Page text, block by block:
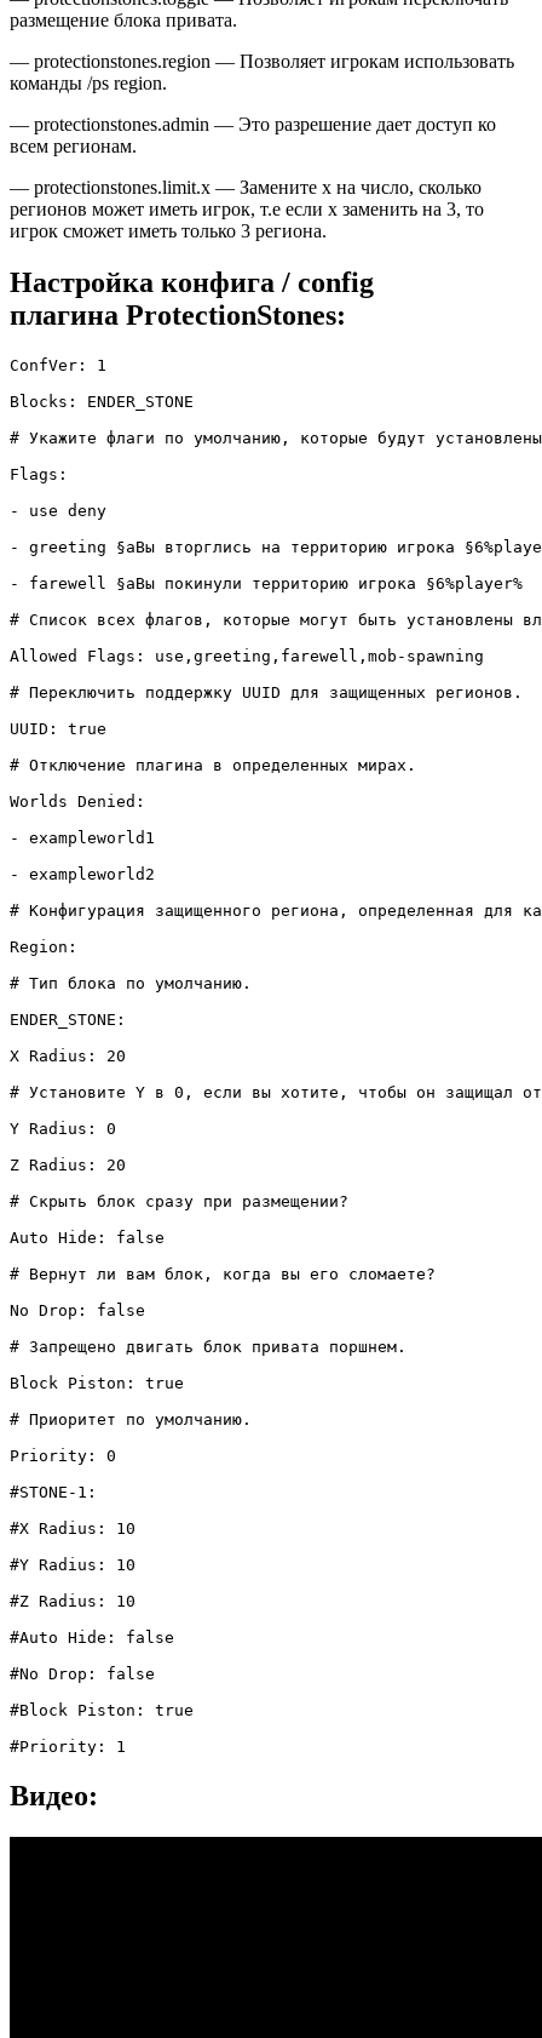
размещение блока привата.
— protectionstones.region — Позволяет игрокам использовать
команды /ps region.
— protectionstones.admin — Это разрешение дает доступ ко
всем регионам.
— protectionstones.limit.x — Замените x на число, сколько
регионов может иметь игрок, т.е если х заменить на 3, то
игрок сможет иметь только 3 региона.
Настройка конфига / config
плагина ProtectionStones:
ConfVer: 1
Blocks: ENDER_STONE
# Укажите флаги по умолчанию, которые будут
Flags:
- use deny
- greeting §aВы вторглись на территорию игрока
- farewell §aВы покинули территорию игрока §6%player%
# Список всех флагов, которые могут быть установлены
Allowed Flags: use,greeting,farewell,mob-spawning
# Переключить поддержку UUID для защищенных регионов.
UUID: true
# Отключение плагина в определенных мирах.
Worlds Denied:
- exampleworld1
- exampleworld2
# Конфигурация защищенного региона, определенная для
Region:
# Тип блока по умолчанию.
ENDER_STONE:
X Radius: 20
# Установите Y в 0, если вы хотите, чтобы он защищал
Y Radius: 0
Z Radius: 20
# Скрыть блок сразу при размещении?
Auto Hide: false
# Вернут ли вам блок, когда вы его сломаете?
No Drop: false
# Запрещено двигать блок привата поршнем.
Block Piston: true
# Приоритет по умолчанию.
Priority: 0
#STONE-1:
#X Radius: 10
#Y Radius: 10
#Z Radius: 10
#Auto Hide: false
#No Drop: false
#Block Piston: true
#Priority: 1
Видео: